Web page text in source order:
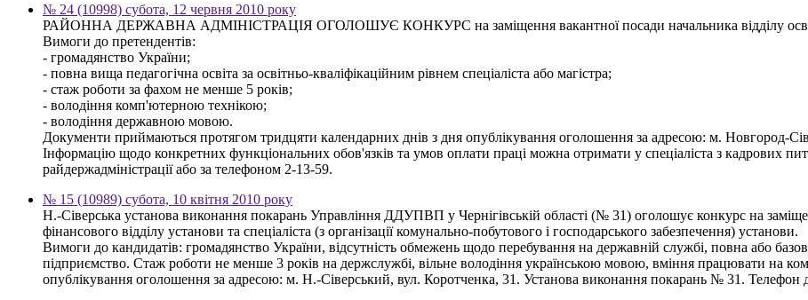
№ 24 (10998) субота, 12 червня 2010 року
РАЙОННА ДЕРЖАВНА АДМІНІСТРАЦІЯ ОГОЛОШУЄ КОНКУРС на заміщення вакантної посади начальника відділу освіти
Вимоги до претендентів:
- громадянство України;
- повна вища педагогічна освіта за освітньо-кваліфікаційним рівнем спеціаліста або магістра;
- стаж роботи за фахом не менше 5 років;
- володіння комп'ютерною технікою;
- володіння державною мовою.
Документи приймаються протягом тридцяти календарних днів з дня опублікування оголошення за адресою: м. Новгород-
Інформацію щодо конкретних функціональних обов'язків та умов оплати праці можна отримати у спеціаліста з кадрових
райдержадміністрації або за телефоном 2-13-59.
№ 15 (10989) субота, 10 квітня 2010 року
Н.-Сіверська установа виконання покарань Управління ДДУПВП у Чернігівській області (№ 31) оголошує конкурс на
фінансового відділу установи та спеціаліста (з організації комунально-побутового і господарського забезпечення) установи.
Вимоги до кандидатів: громадянство України, відсутність обмежень щодо перебування на державній службі, повна або
підприємство. Стаж роботи не менше 3 років на держслужбі, вільне володіння українською мовою, вміння працювати на
опублікування оголошення за адресою: м. Н.-Сіверський, вул. Коротченка, 31. Установа виконання покарань № 31. Телефон